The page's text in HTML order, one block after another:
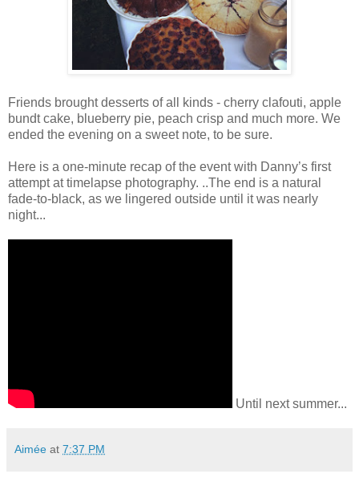
Friends brought desserts of all kinds - cherry clafouti, apple
bundt cake, blueberry pie, peach crisp and much more. We
ended the evening on a sweet note, to be sure.
Here is a one-minute recap of the event with Danny’s first
attempt at timelapse photography. ..The end is a natural
fade-to-black, as we lingered outside until it was nearly
night...
Until next summer...
Aimée at 7:37 PM